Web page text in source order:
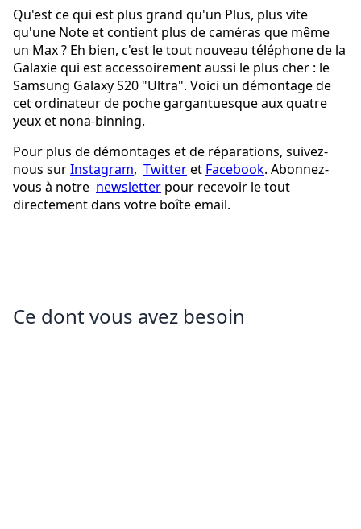
Qu'est ce qui est plus grand qu'un Plus, plus vite
qu'une Note et contient plus de caméras que même
un Max ? Eh bien, c'est le tout nouveau téléphone de la
Galaxie qui est accessoirement aussi le plus cher : le
Samsung Galaxy S20 "Ultra". Voici un démontage de
cet ordinateur de poche gargantuesque aux quatre
yeux et nona-binning.
Pour plus de démontages et de réparations, suivez-
nous surInstagram, Twitteret Facebook. Abonnez-
vous à notre newsletter pour recevoir le tout
directement dans votre boîte email.
Ce dont vous avez besoin